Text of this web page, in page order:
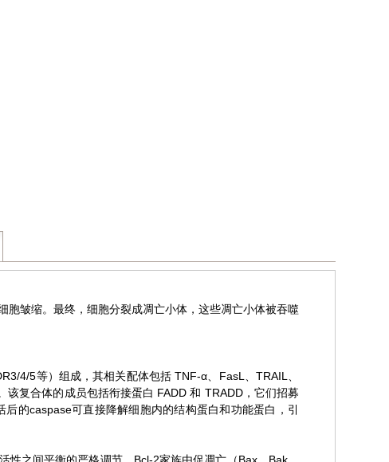
皱缩。最终，细胞分裂成凋亡小体，这些凋亡小体被吞噬
4/5等）组成，其相关配体包括 TNF-α、FasL、TRAIL、
复合体的成员包括衔接蛋白 FADD 和 TRADD，它们招募
的caspase可直接降解细胞内的结构蛋白和功能蛋白，引